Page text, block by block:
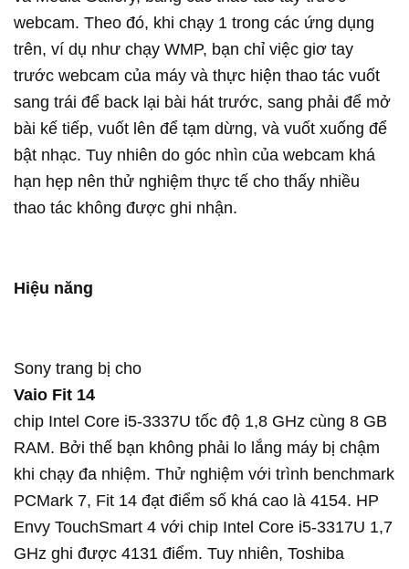
webcam. Theo đó, khi chạy 1 trong các ứng dụng
trên, ví dụ như chạy WMP, bạn chỉ việc giơ tay
trước webcam của máy và thực hiện thao tác vuốt
sang trái để back lại bài hát trước, sang phải để mở
bài kế tiếp, vuốt lên để tạm dừng, và vuốt xuống để
bật nhạc. Tuy nhiên do góc nhìn của webcam khá
hạn hẹp nên thử nghiệm thực tế cho thấy nhiều
thao tác không được ghi nhận.
Hiệu năng
Sony trang bị cho
Vaio Fit 14
chip Intel Core i5-3337U tốc độ 1,8 GHz cùng 8 GB
RAM. Bởi thế bạn không phải lo lắng máy bị chậm
khi chạy đa nhiệm. Thử nghiệm với trình benchmark
PCMark 7, Fit 14 đạt điểm số khá cao là 4154. HP
Envy TouchSmart 4 với chip Intel Core i5-3317U 1,7
GHz ghi được 4131 điểm. Tuy nhiên, Toshiba